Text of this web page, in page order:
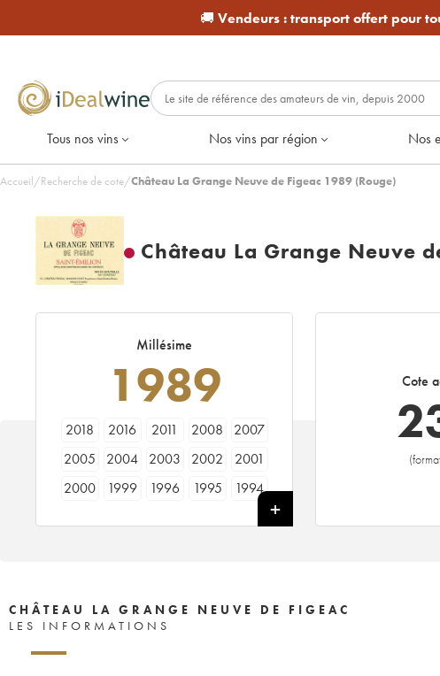
🚚 Vendeurs :transport offert pour
Tous nos vins Nos vins par région Nos
Accueil/Recherche de cote/Château La Grange Neuve de Figeac 1989 (Rouge)
Château La Grange Neuve
Millésime
1989
2018 2016 2011 2008
2007
2005
2004 2003 2002
2001
2000
1999 1996 1995
1994
Cote
CHÂTEAU LA GRANGE NEUVE DE FIGEAC
LES INFORMATIONS